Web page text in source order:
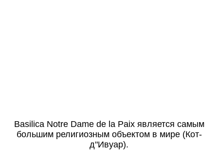
Basilica Notre Dame de la Paix является самым
большим религиозным объектом в мире (Кот-
д"Ивуар).